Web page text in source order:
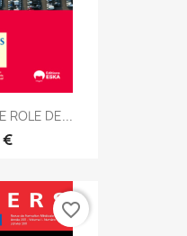
ROLE DE...
€
favorite_border